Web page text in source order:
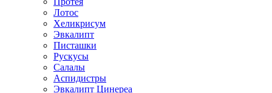
Лотос
Хеликрисум
Эвкалипт
Писташки
Рускусы
Салалы
Аспидистры
Эвкалипт Цинереа